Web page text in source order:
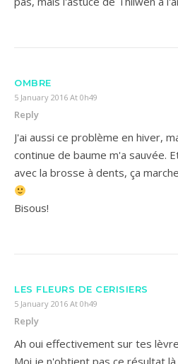
OMBRE
5 January 2016 At 0h49
Reply
J'ai aussi ce problème en hiver,
continue de baume m'a sauvée.
avec la brosse à dents, ça
Bisous!
LES FLEURS DE CERISIERS
5 January 2016 At 0h49
Reply
Ah oui effectivement sur tes
Moi je n'obtient pas ce résultat